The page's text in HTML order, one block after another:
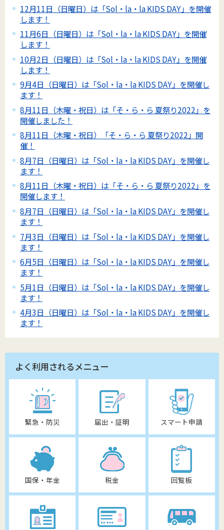
12月11日（日曜日）は「Sol・la・la KIDS DAY」を開催
します！
11月6日（日曜日）は「Sol・la・la KIDS DAY」を開催
します！
10月2日（日曜日）は「Sol・la・la KIDS DAY」を開催
します！
9月4日（日曜日）は「Sol・la・la KIDS DAY」を開催し
ます！
8月11日（木曜・祝日）は「そ・ら・ら 夏祭り2022」を
開催しました！
8月11日（木曜・祝日）「そ・ら・ら 夏祭り2022」開
催！
8月7日（日曜日）は「Sol・la・la KIDS DAY」を開催し
ます！
8月11日（木曜・祝日）は「そ・ら・ら 夏祭り2022」を
開催します！
8月7日（日曜日）は「Sol・la・la KIDS DAY」を開催し
ます！
7月3日（日曜日）は「Sol・la・la KIDS DAY」を開催し
ます！
6月5日（日曜日）は「Sol・la・la KIDS DAY」を開催し
ます！
5月1日（日曜日）は「Sol・la・la KIDS DAY」を開催し
ます！
4月3日（日曜日）は「Sol・la・la KIDS DAY」を開催し
ます！
よく利用されるメニュー
緊急・防災 届出・証明 スマート申請
国保・年金 税金 回覧板